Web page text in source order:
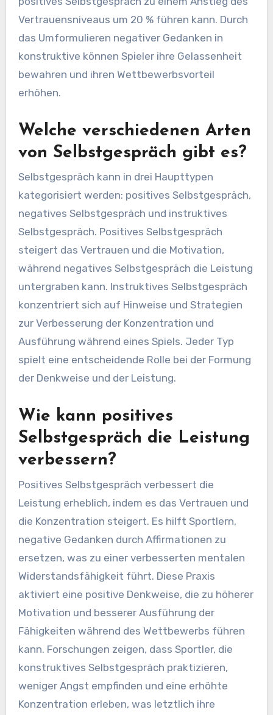
Vertrauensniveaus um 20 % führen kann. Durch
das Umformulieren negativer Gedanken in
konstruktive können Spieler ihre Gelassenheit
bewahren und ihren Wettbewerbsvorteil
erhöhen.
Welche verschiedenen Arten
von Selbstgespräch gibt es?
Selbstgespräch kann in drei Haupttypen
kategorisiert werden: positives Selbstgespräch,
negatives Selbstgespräch und instruktives
Selbstgespräch. Positives Selbstgespräch
steigert das Vertrauen und die Motivation,
während negatives Selbstgespräch die Leistung
untergraben kann. Instruktives Selbstgespräch
konzentriert sich auf Hinweise und Strategien
zur Verbesserung der Konzentration und
Ausführung während eines Spiels. Jeder Typ
spielt eine entscheidende Rolle bei der Formung
der Denkweise und der Leistung.
Wie kann positives
Selbstgespräch die Leistung
verbessern?
Positives Selbstgespräch verbessert die
Leistung erheblich, indem es das Vertrauen und
die Konzentration steigert. Es hilft Sportlern,
negative Gedanken durch Affirmationen zu
ersetzen, was zu einer verbesserten mentalen
Widerstandsfähigkeit führt. Diese Praxis
aktiviert eine positive Denkweise, die zu höherer
Motivation und besserer Ausführung der
Fähigkeiten während des Wettbewerbs führen
kann. Forschungen zeigen, dass Sportler, die
konstruktives Selbstgespräch praktizieren,
weniger Angst empfinden und eine erhöhte
Konzentration erleben, was letztlich ihre